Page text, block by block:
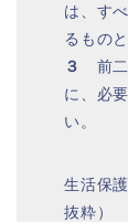
は、す
るもの
３
前二
に、必
い。
生活保
抜粋）